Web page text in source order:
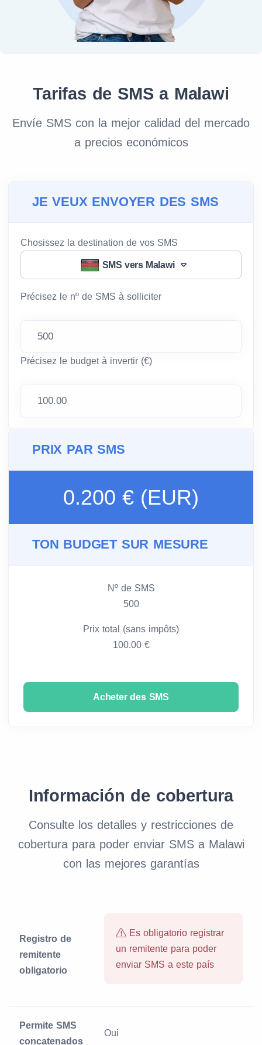
Tarifas de SMS a Malawi
Envíe SMS con la mejor calidad del mercado
a precios económicos
JE VEUX ENVOYER DES SMS
Chosissez la destination de vos SMS
SMS vers Malawi
Précisez le nº de SMS à solliciter
Précisez le budget à invertir (€)
PRIX PAR SMS
0.200 € (EUR)
TON BUDGET SUR MESURE
Nº de SMS
500
Prix total (sans impôts)
100.00 €
Acheter des SMS
Información de cobertura
Consulte los detalles y restricciones de
cobertura para poder enviar SMS a Malawi
con las mejores garantías
Registro de
remitente
obligatorio
Es obligatorio registrar
un remitente para poder
enviar SMS a este país
Permite SMS
concatenados
Oui